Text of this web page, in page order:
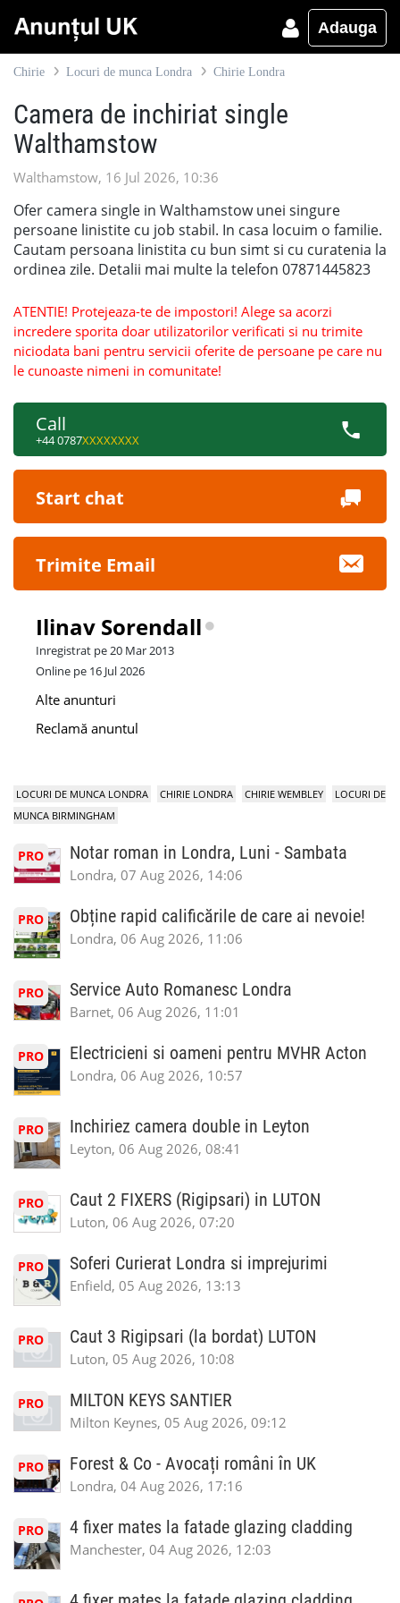
Adauga
Chirie Locuri de munca Londra Chirie Londra
Camera de inchiriat single
Walthamstow
Walthamstow, 16 Jul 2026, 10:36
Ofer camera single in Walthamstow unei singure
persoane linistite cu job stabil. In casa locuim o familie.
Cautam persoana linistita cu bun simt si cu curatenia la
ordinea zile. Detalii mai multe la telefon 07871445823
ATENTIE! Protejeaza-te de impostori! Alege sa acorzi
incredere sporita doar utilizatorilor verificati si nu trimite
niciodata bani pentru servicii oferite de persoane pe care nu
le cunoaste nimeni in comunitate!
Call
+44 0787XXXXXXXX
Start chat
Trimite Email
Ilinav Sorendall
Inregistrat pe 20 Mar 2013
Online pe 16 Jul 2026
Alte anunturi
Reclamă anuntul
LOCURI DE MUNCA LONDRA CHIRIE LONDRA CHIRIE WEMBLEY
LOCURI DE
MUNCA BIRMINGHAM
PRO Notar roman in Londra, Luni - Sambata
Londra, 07 Aug 2026, 14:06
PRO Obține rapid calificările de care ai nevoie!
Londra, 06 Aug 2026, 11:06
PRO Service Auto Romanesc Londra
Barnet, 06 Aug 2026, 11:01
PRO Electricieni si oameni pentru MVHR Acton
Londra, 06 Aug 2026, 10:57
PRO Inchiriez camera double in Leyton
Leyton, 06 Aug 2026, 08:41
PRO Caut 2 FIXERS (Rigipsari) in LUTON
Luton, 06 Aug 2026, 07:20
PRO Soferi Curierat Londra si imprejurimi
Enfield, 05 Aug 2026, 13:13
PRO Caut 3 Rigipsari (la bordat) LUTON
Luton, 05 Aug 2026, 10:08
PRO MILTON KEYS SANTIER
Milton Keynes, 05 Aug 2026, 09:12
PRO Forest & Co - Avocați români în UK
Londra, 04 Aug 2026, 17:16
PRO 4 fixer mates la fatade glazing cladding
Manchester, 04 Aug 2026, 12:03